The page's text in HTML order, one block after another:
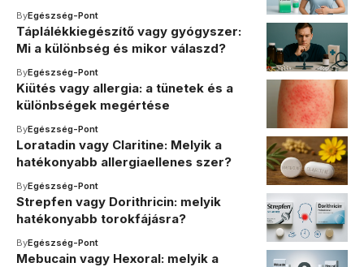
ByEgészség-Pont
Táplálékkiegészítő vagy gyógyszer:
Mi a különbség és mikor válaszd?
ByEgészség-Pont
Kiütés vagy allergia: a tünetek és a
különbségek megértése
ByEgészség-Pont
Loratadin vagy Claritine: Melyik a
hatékonyabb allergiaellenes szer?
ByEgészség-Pont
Strepfen vagy Dorithricin: melyik
hatékonyabb torokfájásra?
ByEgészség-Pont
Mebucain vagy Hexoral: melyik a